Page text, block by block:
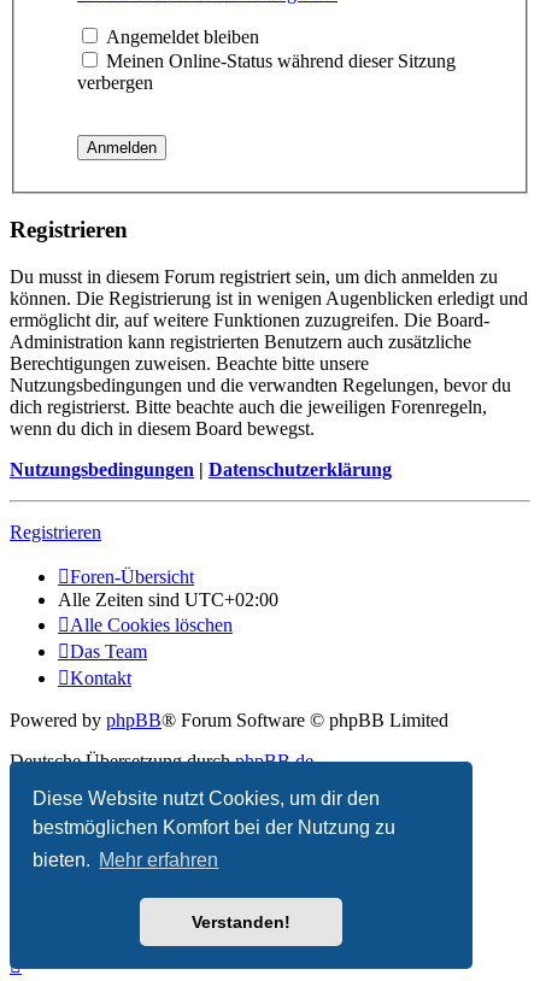
Diese Website nutzt Cookies, um dir den
bestmöglichen Komfort bei der Nutzung zu
bieten. Mehr erfahren
Verstanden!
Angemeldet bleiben
Meinen Online-Status während dieser Sitzung
verbergen
Registrieren
Du musst in diesem Forum registriert sein, um dich anmelden zu
können. Die Registrierung ist in wenigen Augenblicken erledigt und
ermöglicht dir, auf weitere Funktionen zuzugreifen. Die Board-
Administration kann registrierten Benutzern auch zusätzliche
Berechtigungen zuweisen. Beachte bitte unsere
Nutzungsbedingungen und die verwandten Regelungen, bevor du
dich registrierst. Bitte beachte auch die jeweiligen Forenregeln,
wenn du dich in diesem Board bewegst.
Nutzungsbedingungen | Datenschutzerklärung
Registrieren
Foren-Übersicht
Alle Zeiten sind UTC+02:00
Alle Cookies löschen
Das Team
Kontakt
Powered by phpBB® Forum Software © phpBB Limited
Deutsche Übersetzung durchphpBB.de
Datenschutz |Nutzungsbedingungen